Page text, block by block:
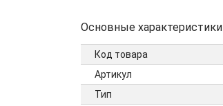
Основные характеристики
Код товара
Артикул
Тип